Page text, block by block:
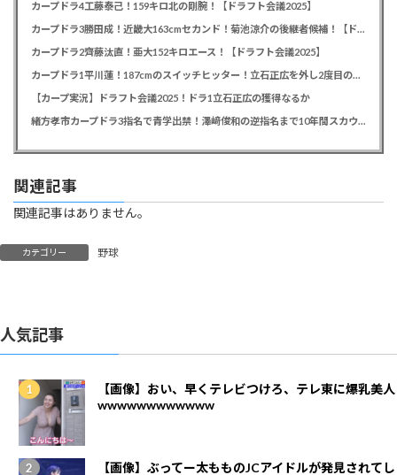
カープドラ4工藤泰己！159キロ北の剛腕！【ドラフト会議2025】
カープドラ3勝田成！近畿大163cmセカンド！菊池涼介の後継者候補！【ドラフト会議2025】
カープドラ2齊藤汰直！亜大152キロエース！【ドラフト会議2025】
カープドラ1平川蓮！187cmのスイッチヒッター！立石正広を外し2度目の重複も新井監督がクジを引き当てる！【ドラフト会議2025】
【カープ実況】ドラフト会議2025！ドラ1立石正広の獲得なるか
緒方孝市カープドラ3指名で青学出禁！澤﨑俊和の逆指名まで10年間スカウト出禁
関連記事
関連記事はありません。
カテゴリー 野球
人気記事
【画像】おい、早くテレビつけろ、テレ東に爆乳美人
wwwwwwwwwwww
【画像】ぶってー太もものJCアイドルが発見されてし